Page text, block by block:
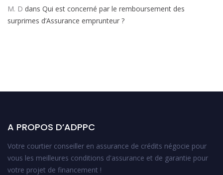
M. D dans Qui est concerné par le remboursement des
surprimes d’Assurance emprunteur ?
A PROPOS D’ADPPC
Votre courtier conseiller en assurance de crédits négocie pour
vous les meilleures conditions d'assurance et de garantie pour
votre projet de financement !